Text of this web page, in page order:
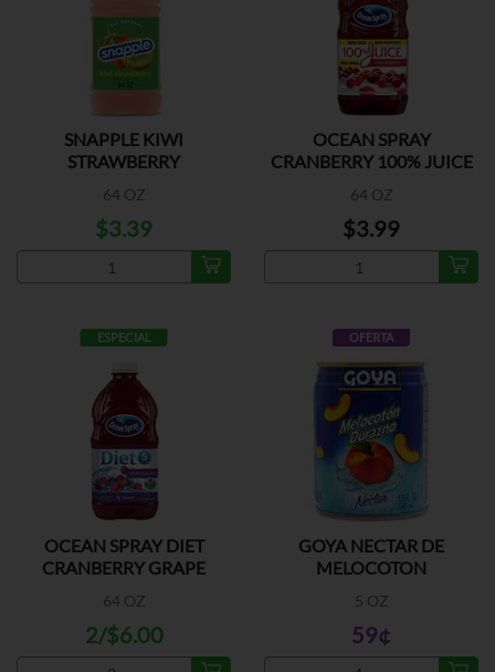
SNAPPLE KIWI
STRAWBERRY
64 OZ
$3.39
OCEAN SPRAY
CRANBERRY 100% JUICE
64 OZ
$3.99
ESPECIAL
OCEAN SPRAY DIET
CRANBERRY GRAPE
64 OZ
2/$6.00
OFERTA
GOYA NECTAR DE
MELOCOTON
5 OZ
59¢